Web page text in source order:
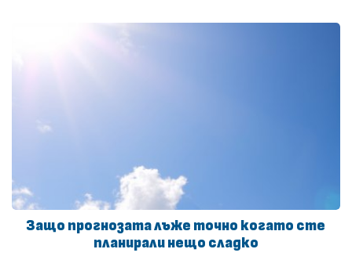
Защо прогнозата лъже точно когато сте
планирали нещо сладко